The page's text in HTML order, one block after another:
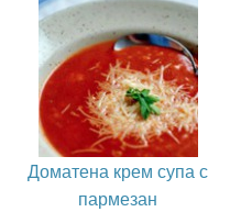
Доматена крем супа с
пармезан